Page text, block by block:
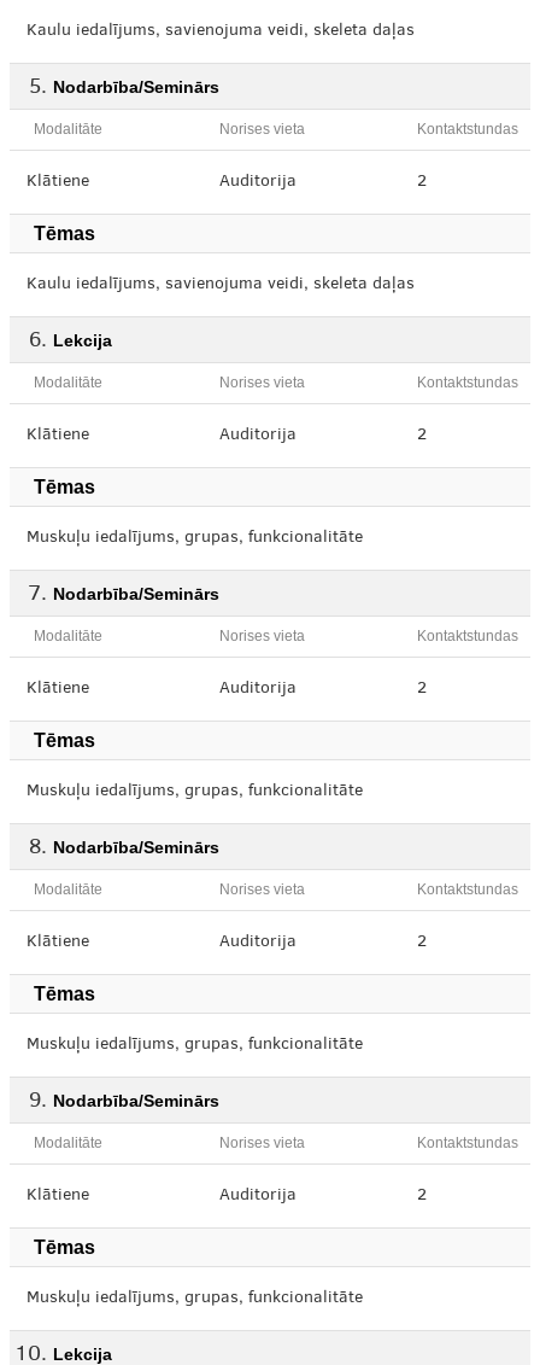
Kaulu iedalījums, savienojuma veidi, skeleta daļas
Nodarbība/Seminārs
Modalitāte Norises vieta Kontaktstundas
Klātiene Auditorija 2
Tēmas
Kaulu iedalījums, savienojuma veidi, skeleta daļas
Lekcija
Modalitāte Norises vieta Kontaktstundas
Klātiene Auditorija 2
Tēmas
Muskuļu iedalījums, grupas, funkcionalitāte
Nodarbība/Seminārs
Modalitāte Norises vieta Kontaktstundas
Klātiene Auditorija 2
Tēmas
Muskuļu iedalījums, grupas, funkcionalitāte
Nodarbība/Seminārs
Modalitāte Norises vieta Kontaktstundas
Klātiene Auditorija 2
Tēmas
Muskuļu iedalījums, grupas, funkcionalitāte
Nodarbība/Seminārs
Modalitāte Norises vieta Kontaktstundas
Klātiene Auditorija 2
Tēmas
Muskuļu iedalījums, grupas, funkcionalitāte
Lekcija